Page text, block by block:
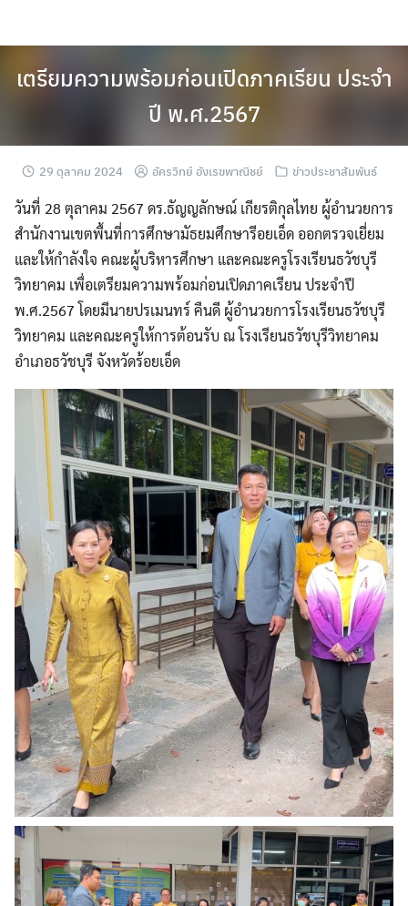
เตรียมความพร้อมก่อนเปิดภาคเรียน ประจำ
ปี พ.ศ.2567
29 ตุลาคม 2024 อัครวิทย์ อังเรขพาณิชย์ ข่าวประชาสัมพันธ์
วันที่ 28 ตุลาคม 2567 ดร.ธัญญลักษณ์ เกียรติกุลไทย ผู้อำนวยการ
สำนักงานเขตพื้นที่การศึกษามัธยมศึกษารีอยเอ็ด ออกตรวจเยี่ยม
และให้กำลังใจ คณะผู้บริหารศึกษา และคณะครูโรงเรียนธวัชบุรี
วิทยาคม เพื่อเตรียมความพร้อมก่อนเปิดภาคเรียน ประจำปี
พ.ศ.2567 โดยมีนายปรเมนทร์ คืนดี ผู้อำนวยการโรงเรียนธวัชบุรี
วิทยาคม และคณะครูให้การต้อนรับ ณ โรงเรียนธวัชบุรีวิทยาคม
อำเภอธวัชบุรี จังหวัดร้อยเอ็ด